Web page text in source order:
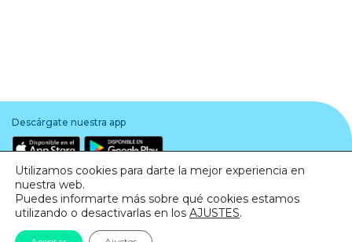
Aviso legal· Política de Privacidad·Política de Cookies
Descárgate nuestra app
Utilizamos cookies para darte la mejor experiencia en
nuestra web.
Puedes informarte más sobre qué cookies estamos
utilizando o desactivarlas en los AJUSTES.